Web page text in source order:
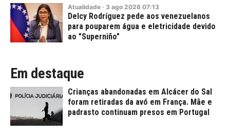
Atualidade · 3 ago 2026 07:13
Delcy Rodríguez pede aos venezuelanos
para pouparem água e eletricidade devido
ao "Superniño"
Em destaque
Crianças abandonadas em Alcácer do Sal
foram retiradas da avó em França. Mãe e
padrasto continuam presos em Portugal